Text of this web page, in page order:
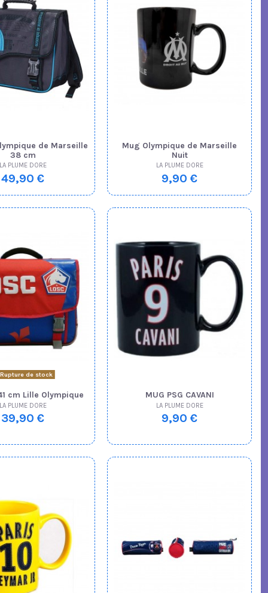
de Marseille
38 cm
PLUME DORE
49,90 €
Mug Olympique de Marseille
Nuit
LA PLUME DORE
9,90 €
de stock
cm Lille Olympique
PLUME DORE
39,90 €
MUG PSG CAVANI
LA PLUME DORE
9,90 €